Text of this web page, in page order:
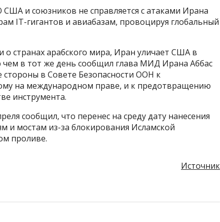
США и союзников не справляется с атаками Ирана
IT-гигантов и авиабазам, провоцируя глобальный
о странах арабского мира, Иран уличает США в
чем в тот же день сообщил глава МИД Ирана Аббас
в Совете Безопасности ООН к
на международном праве, и к предотвращению
инструмента.
сообщил, что перенес на среду дату нанесения
и мостам из-за блокирования Исламской
проливе.
Источник